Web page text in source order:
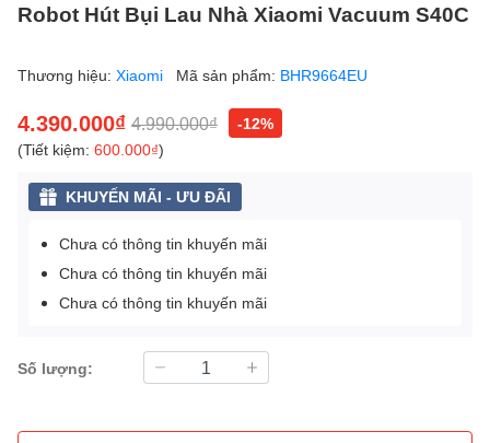
Robot Hút Bụi Lau Nhà Xiaomi Vacuum S40C
Thương hiệu: Xiaomi Mã sản phẩm: BHR9664EU
4.390.000₫ 4.990.000₫
-12%
(Tiết kiệm: 600.000₫)
KHUYẾN MÃI - ƯU ĐÃI
Chưa có thông tin khuyến mãi
Chưa có thông tin khuyến mãi
Chưa có thông tin khuyến mãi
Số lượng: